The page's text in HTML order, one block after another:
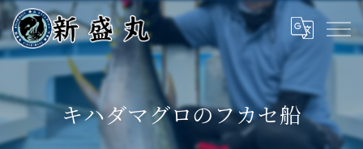
キハダマグロのフカセ船